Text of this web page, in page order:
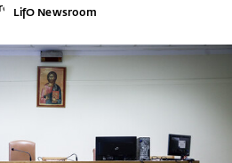
LifO Newsroom